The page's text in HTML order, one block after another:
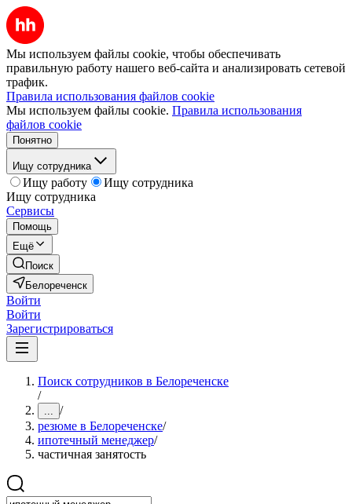
Мы используем файлы cookie, чтобы обеспечивать
правильную работу нашего веб-сайта и анализировать сетевой
трафик.
Правила использования файлов cookie
Мы используем файлы cookie. Правила использования
файлов cookie
Понятно
Ищу сотрудника
Ищу работу
Ищу сотрудника
Ищу сотрудника
Сервисы
Помощь
Ещё
Поиск
Белореченск
Войти
Войти
Зарегистрироваться
Поиск сотрудников в Белореченске
/
... /
резюме в Белореченске/
ипотечный менеджер/
частичная занятость